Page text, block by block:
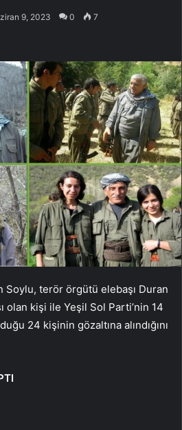
9, 2023 0 7
Soylu, terör örgütü elebaşı Duran
olan kişi ile Yeşil Sol Parti’nin 14
24 kişinin gözaltına alındığını